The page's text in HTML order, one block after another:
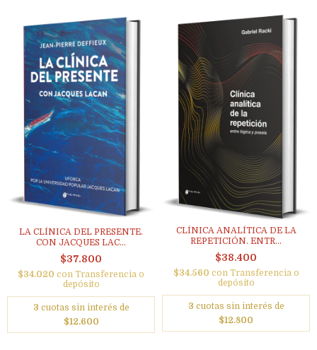
LA CLÍNICA DEL PRESENTE.
CON JACQUES LAC...
$37.800
$34.020 con Transferencia o
depósito
3 cuotas sin interés de
$12.600
CLÍNICA ANALÍTICA DE LA
REPETICIÓN. ENTR...
$38.400
$34.560 con Transferencia o
depósito
3 cuotas sin interés de
$12.800